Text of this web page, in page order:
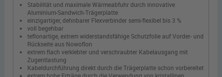
Stabilität und maximale Wärmeabfuhr durch innovative
Aluminium-Sandwich-Trägerplatte
einzigartiger, dehnbarer Flexverbinder semi-flexibel bis 3 %
voll begehbar
teflonartige, extrem widerstandsfähige Schutzfolie auf Vorder- und
Rückseite aus Nowoflon
extrem flach verklebter und verschraubter Kabelausgang mit
Zugentlastung
Kabeldurchführung direkt durch die Trägerplatte schon vorbereitet